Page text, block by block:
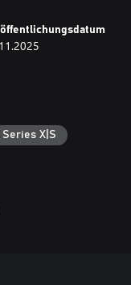
Series X|S